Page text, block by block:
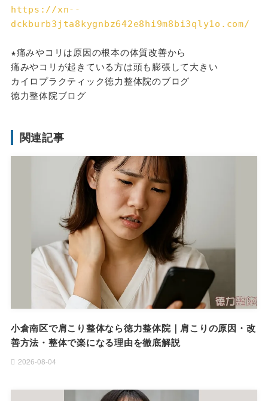
https://xn--
dckburb3jta8kygnbz642e8hi9m8bi3qly1o.com/
★痛みやコリは原因の根本の体質改善から
痛みやコリが起きている方は頭も膨張して大きい
カイロプラクティック徳力整体院のブログ
徳力整体院ブログ
関連記事
小倉南区で肩こり整体なら徳力整体院｜肩こりの原因・改
善方法・整体で楽になる理由を徹底解説
2026-08-04